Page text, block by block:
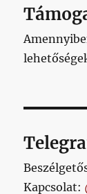
Kapcsolat: